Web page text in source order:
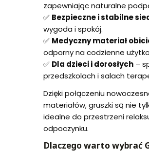
zapewniając naturalne
✅ Bezpieczne i stabilne
wygoda i spokój.
✅ Medyczny materiał
odporny na codzienne
✅ Dla dzieci i dorosłych –
przedszkolach i salach
Dzięki połączeniu
materiałów, gruszki są nie
idealne do przestrzeni
odpoczynku.
Dlaczego warto wybrać